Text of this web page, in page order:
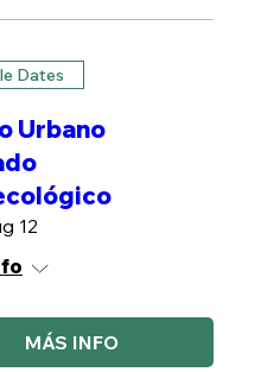
Dates
Urbano
12
MÁS INFO